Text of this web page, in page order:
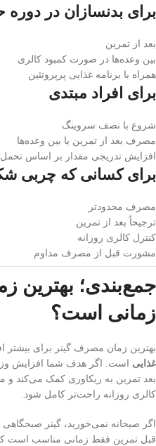
برای بدنسازان در
بعد از تمرین
بین وعده‌ها در صورت کمبود کالری
همراه با برنامه غذایی پرپروتئین
برای افراد مبتدی
شروع با نصف سروینگ
مصرف بعد از تمرین یا بین وعده‌ها
افزایش تدریجی مقدار بر اساس
برای کسانی که چربی
مصرف محدودتر
ترجیحاً بعد از تمرین
کنترل کالری روزانه
مشورت قبل از مصرف مداوم
جمع‌بندی؛ بهترین
زمانی است؟
بهترین زمان مصرف گینر برای بیشتر
غذایی است. اگر هدف شما افزایش
بعد تمرین به ریکاوری کمک می‌کند
کالری روزانه راحت‌تر کامل شود.
اگر صبحانه نمی‌خورید، گینر